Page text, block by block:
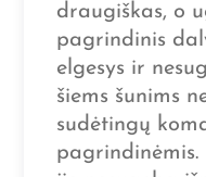
draugiškas, o
pagrindinis
elgesys ir
šiems šunims
sudėtingų